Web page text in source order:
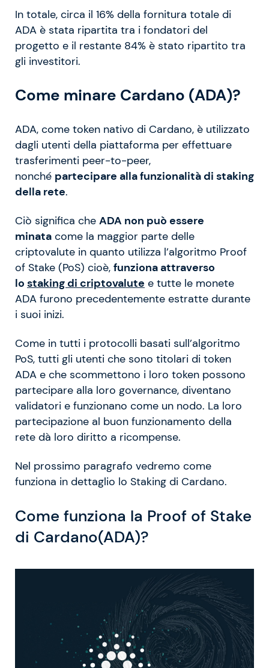
In totale, circa il 16% della fornitura totale di
ADA è stata ripartita tra i fondatori del
progetto e il restante 84% è stato ripartito tra
gli investitori.
Come minare Cardano (ADA)?
ADA, come token nativo di Cardano, è utilizzato
dagli utenti della piattaforma per effettuare
trasferimenti peer-to-peer,
nonché partecipare alla funzionalità di staking
della rete.
Ciò significa che ADA non può essere
minata come la maggior parte delle
criptovalute in quanto utilizza l’algoritmo Proof
of Stake (PoS) cioè, funziona attraverso
lo staking di criptovalute e tutte le monete
ADA furono precedentemente estratte durante
i suoi inizi.
Come in tutti i protocolli basati sull’algoritmo
PoS, tutti gli utenti che sono titolari di token
ADA e che scommettono i loro token possono
partecipare alla loro governance, diventano
validatori e funzionano come un nodo. La loro
partecipazione al buon funzionamento della
rete dà loro diritto a ricompense.
Nel prossimo paragrafo vedremo come
funziona in dettaglio lo Staking di Cardano.
Come funziona la Proof of Stake
di Cardano(ADA)?